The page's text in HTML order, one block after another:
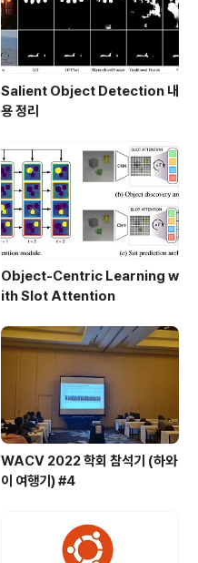
Salient Object Detection 내
용 정리
Object-Centric Learning w
ith Slot Attention
WACV 2022 학회 참석기 (하와
이 여행기) #4